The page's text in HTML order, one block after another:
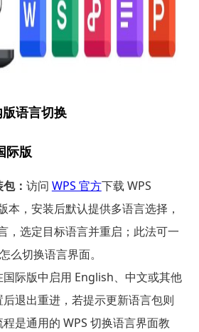
语言切换
际版
： 访问 WPS 官方下载 WPS
，安装后默认提供多语言选择，
，选定目标语言并重启；此法可一
么切换语言界面。
国际版中启用 English、中文或其他
退出重进，若提示更新语言包则
是通用的 WPS 切换语言界面教